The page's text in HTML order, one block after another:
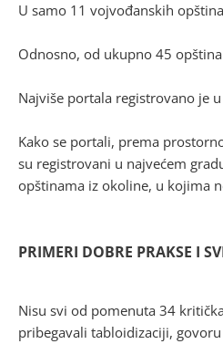
U samo 11 vojvođanskih
Odnosno, od ukupno 45
Najviše portala registrovano je
Kako se portali, prema
su registrovani u najvećem
opštinama iz okoline, u kojima
PRIMERI DOBRE PRAKSE I
Nisu svi od pomenuta 34
pribegavali tabloidizaciji,